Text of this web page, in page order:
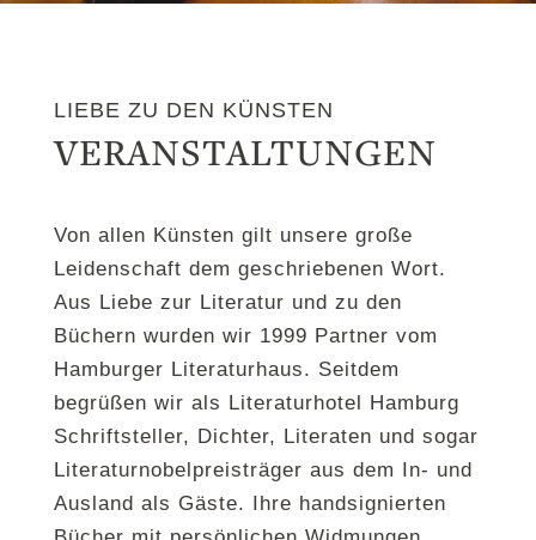
LIEBE ZU DEN KÜNSTEN
VERANSTALTUNGEN
Von allen Künsten gilt unsere große
Leidenschaft dem geschriebenen Wort.
Aus Liebe zur Literatur und zu den
Büchern wurden wir 1999 Partner vom
Hamburger Literaturhaus. Seitdem
begrüßen wir als Literaturhotel Hamburg
Schriftsteller, Dichter, Literaten und sogar
Literaturnobelpreisträger aus dem In- und
Ausland als Gäste. Ihre handsignierten